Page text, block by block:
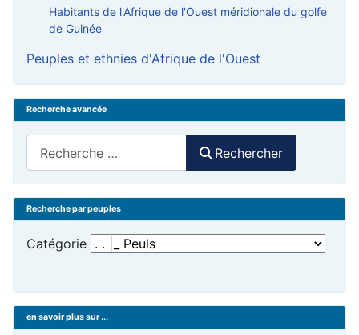
Habitants de l'Afrique de l'Ouest méridionale du golfe
de Guinée
Peuples et ethnies d'Afrique de l'Ouest
Recherche avancée
Rechercher
Recherche par peuples
Catégorie
en savoir plus sur ...